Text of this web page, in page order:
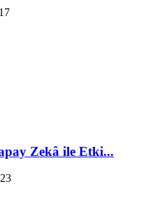
17
Zekâ ile Etki...
23